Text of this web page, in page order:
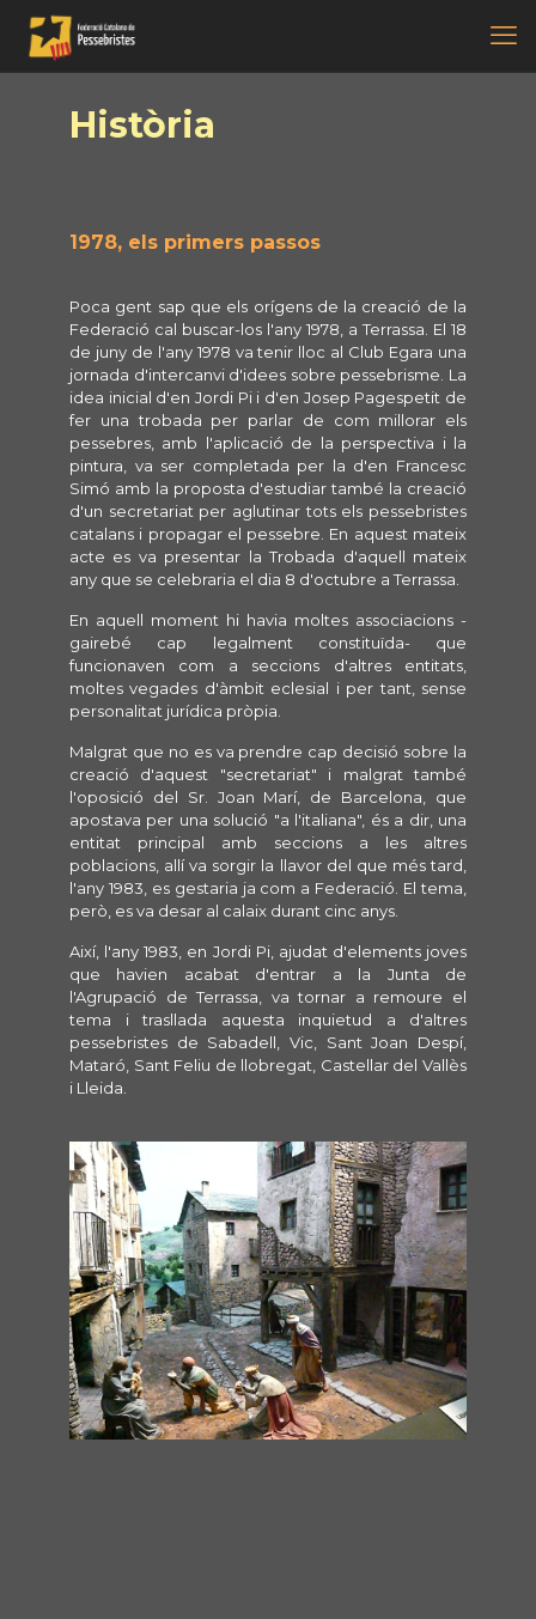
Història
1978, els primers passos
Poca gent sap que els orígens de la creació de la
Federació cal buscar-los l'any 1978, a Terrassa. El 18
de juny de l'any 1978 va tenir lloc al Club Egara una
jornada d'intercanvi d'idees sobre pessebrisme. La
idea inicial d'en Jordi Pi i d'en Josep Pagespetit de
fer una trobada per parlar de com millorar els
pessebres, amb l'aplicació de la perspectiva i la
pintura, va ser completada per la d'en Francesc
Simó amb la proposta d'estudiar també la creació
d'un secretariat per aglutinar tots els pessebristes
catalans i propagar el pessebre. En aquest mateix
acte es va presentar la Trobada d'aquell mateix
any que se celebraria el dia 8 d'octubre a Terrassa.
En aquell moment hi havia moltes associacions -
gairebé cap legalment constituïda- que
funcionaven com a seccions d'altres entitats,
moltes vegades d'àmbit eclesial i per tant, sense
personalitat jurídica pròpia.
Malgrat que no es va prendre cap decisió sobre la
creació d'aquest "secretariat" i malgrat també
l'oposició del Sr. Joan Marí, de Barcelona, que
apostava per una solució "a l'italiana", és a dir, una
entitat principal amb seccions a les altres
poblacions, allí va sorgir la llavor del que més tard,
l'any 1983, es gestaria ja com a Federació. El tema,
però, es va desar al calaix durant cinc anys.
Així, l'any 1983, en Jordi Pi, ajudat d'elements joves
que havien acabat d'entrar a la Junta de
l'Agrupació de Terrassa, va tornar a remoure el
tema i trasllada aquesta inquietud a d'altres
pessebristes de Sabadell, Vic, Sant Joan Despí,
Mataró, Sant Feliu de llobregat, Castellar del Vallès
i Lleida.